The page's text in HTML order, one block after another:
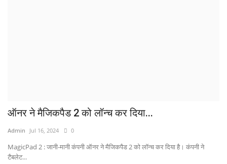
ऑनर ने मैजिकपैड 2 को लॉन्च कर दिया...
Admin Jul 16, 2024 0
MagicPad 2 : जानी-मानी कंपनी ऑनर ने मैजिकपैड 2 को लॉन्च कर दिया है। कंपनी ने
टैबलेट...